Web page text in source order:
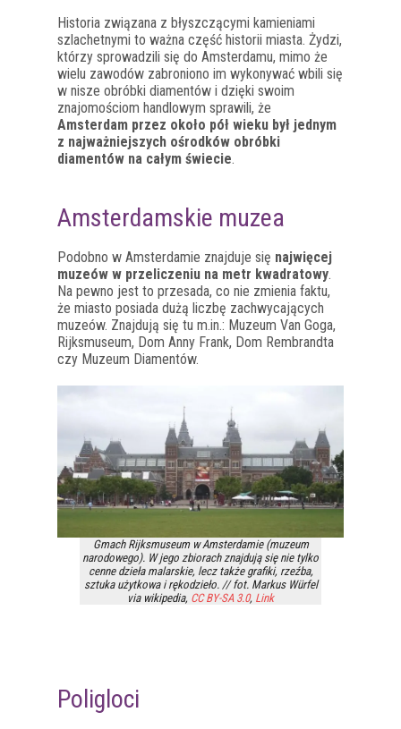
Historia związana z błyszczącymi kamieniami
szlachetnymi to ważna część historii miasta. Żydzi,
którzy sprowadzili się do Amsterdamu, mimo że
wielu zawodów zabroniono im wykonywać wbili się
w nisze obróbki diamentów i dzięki swoim
znajomościom handlowym sprawili, że
Amsterdam przez około pół wieku był jednym
z najważniejszych ośrodków obróbki
diamentów na całym świecie.
Amsterdamskie muzea
Podobno w Amsterdamie znajduje się najwięcej
muzeów w przeliczeniu na metr kwadratowy.
Na pewno jest to przesada, co nie zmienia faktu,
że miasto posiada dużą liczbę zachwycających
muzeów. Znajdują się tu m.in.: Muzeum Van Goga,
Rijksmuseum, Dom Anny Frank, Dom Rembrandta
czy Muzeum Diamentów.
Gmach Rijksmuseum w Amsterdamie (muzeum
narodowego). W jego zbiorach znajdują się nie tylko
cenne dzieła malarskie, lecz także grafiki, rzeźba,
sztuka użytkowa i rękodzieło. // fot. Markus Würfel
via wikipedia, CC BY-SA 3.0, Link
Poligloci